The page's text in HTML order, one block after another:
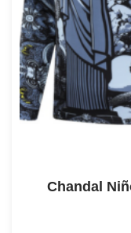
Chandal